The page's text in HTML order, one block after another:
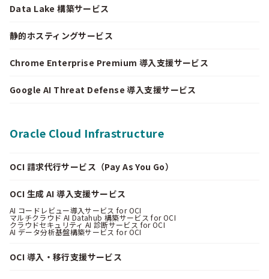
Data Lake 構築サービス
静的ホスティングサービス
Chrome Enterprise Premium 導入支援サービス
Google AI Threat Defense 導入支援サービス
Oracle Cloud Infrastructure
OCI 請求代行サービス（Pay As You Go）
OCI 生成 AI 導入支援サービス
AI コードレビュー導入サービス for OCI
マルチクラウド AI Datahub 構築サービス for OCI
クラウドセキュリティ AI 診断サービス for OCI
AI データ分析基盤構築サービス for OCI
OCI 導入・移行支援サービス